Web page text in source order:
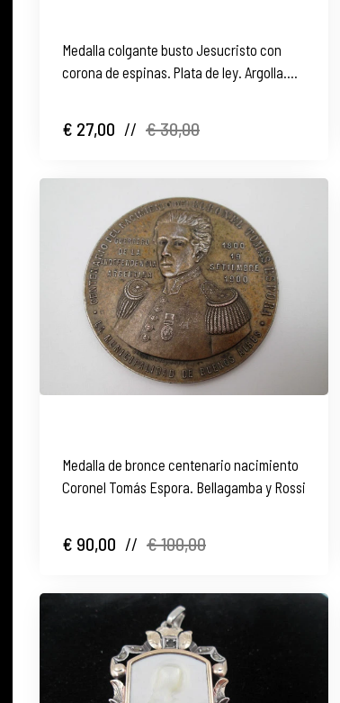
Medalla colgante busto Jesucristo con
corona de espinas. Plata de ley. Argolla.
€ 27,00 // € 30,00
Medalla de bronce centenario nacimiento
Coronel Tomás Espora. Bellagamba y Rossi
€ 90,00 // € 100,00